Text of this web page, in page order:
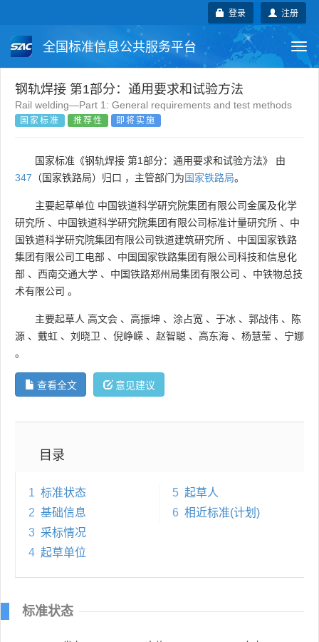
注册
登录
全国标准信息公共服务平台
国家标准 行业标准 地方标准
团体标准 企业标准
国外标准 技术委员会
钢轨焊接 第1部分：通用要求和试验方法
Rail welding—Part 1: General requirements and test methods
国家标准 推荐性 即将实施
国家标准《钢轨焊接 第1部分：通用要求和试验方法》 由
347 （国家铁路局）归口 ，主管部门为国家铁路局。
主要起草单位 中国铁道科学研究院集团有限公司金属及化学
研究所 、 中国铁道科学研究院集团有限公司标准计量研究所 、 中
国铁道科学研究院集团有限公司铁道建筑研究所 、 中国国家铁路
集团有限公司工电部 、 中国国家铁路集团有限公司科技和信息化
部 、 西南交通大学 、 中国铁路郑州局集团有限公司 、 中铁物总技
术有限公司 。
主要起草人 高文会 、 高振坤 、 涂占宽 、 于冰 、 郭战伟 、
陈
源 、 戴虹 、 刘晓卫 、 倪峥嵘 、 赵智聪 、 高东海 、 杨慧莹 、 宁娜
。
查看全文 意见建议
目录
1 标准状态
2 基础信息
3 采标情况
4 起草单位
5 起草人
6 相近标准(计划)
标准状态